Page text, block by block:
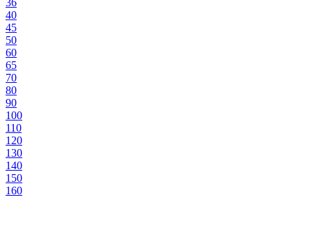
36
40
45
50
60
65
70
80
90
100
110
120
130
140
150
160